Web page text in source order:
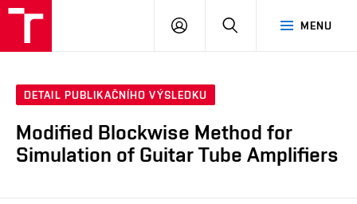
MENU
PŘIHLÁSIT
DETAIL PUBLIKAČNÍHO VÝSLEDKU
Modified Blockwise Method for
Simulation of Guitar Tube Amplifiers